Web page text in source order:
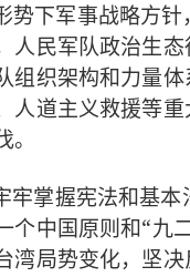
势下军事战略方
民军队政治生
组织架构和力量
道主义救援等
牢掌握宪法和基
中国原则和“九
局势变化，坚